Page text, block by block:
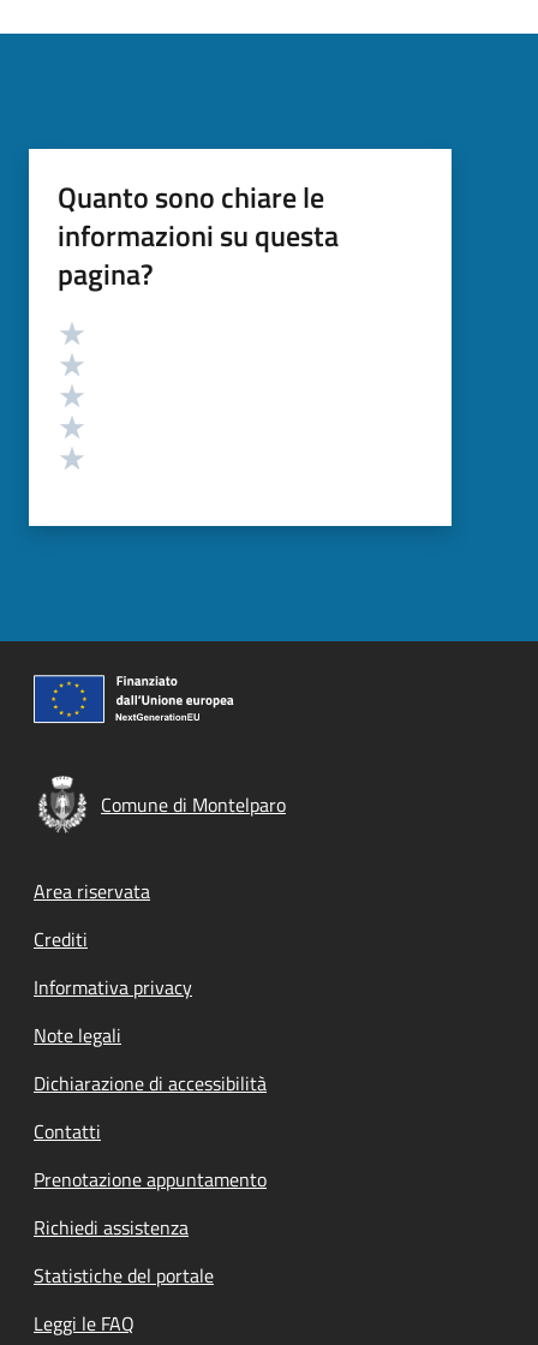
Quanto sono chiare le
informazioni su questa
pagina?
Valutazione
Comune di Montelparo
Footer menu
Area riservata
Crediti
Informativa privacy
Note legali
Dichiarazione di accessibilità
Contatti
Prenotazione appuntamento
Richiedi assistenza
Statistiche del portale
Leggi le FAQ